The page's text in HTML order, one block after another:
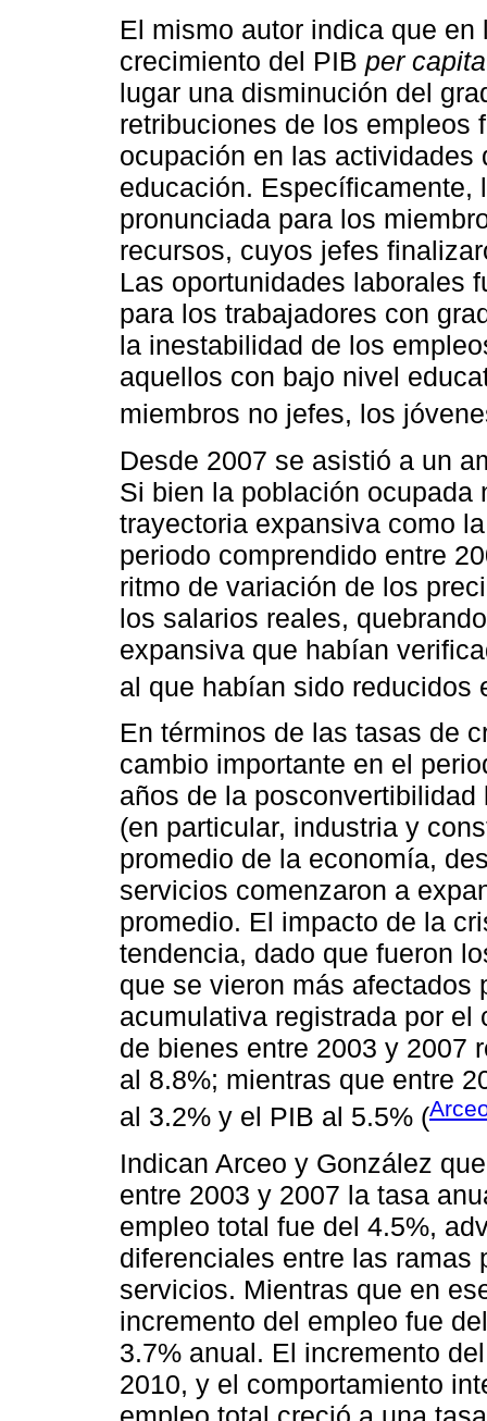
El mismo autor indica que
crecimiento del PIB per capita
lugar una disminución del
retribuciones de los empleos
ocupación en las actividades
educación. Específicamente,
pronunciada para los
recursos, cuyos jefes
Las oportunidades laborales
para los trabajadores con
la inestabilidad de los
aquellos con bajo nivel
miembros no jefes, los
Desde 2007 se asistió a un
Si bien la población ocupada
trayectoria expansiva como
periodo comprendido entre
ritmo de variación de los
los salarios reales,
expansiva que habían
al que habían sido reducidos
En términos de las tasas de
cambio importante en el
años de la
(en particular, industria y
promedio de la economía,
servicios comenzaron a
promedio. El impacto de la
tendencia, dado que fueron
que se vieron más afectados
acumulativa registrada por
de bienes entre 2003 y 2007
al 8.8%; mientras que entre
al 3.2% y el PIB al 5.5% (
Indican Arceo y González
entre 2003 y 2007 la tasa
empleo total fue del 4.5%,
diferenciales entre las ramas
servicios. Mientras que en
incremento del empleo fue
3.7% anual. El incremento
2010, y el comportamiento